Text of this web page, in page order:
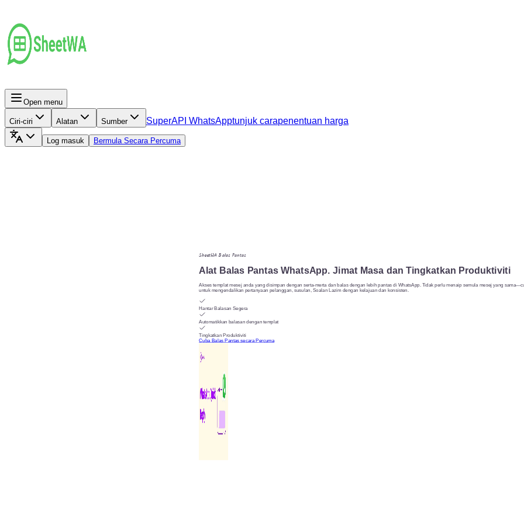
Open menu
Ciri-ciri Alatan Sumber SuperAPI WhatsApptunjuk carapenentuan harga
Log masuk Bermula Secara Percuma
SheetWA Balas Pantas
Alat Balas Pantas WhatsApp. Jimat Masa dan Tingkatkan Produktiviti
Akses templat mesej anda yang disimpan dengan serta-merta dan balas dengan lebih pantas di WhatsApp. Tidak perlu menaip semula mesej yang
untuk mengendalikan pertanyaan pelanggan, susulan, Soalan Lazim dengan kelajuan dan konsisten.
Hantar Balasan Segera
Automatikkan balasan dengan templat
Tingkatkan Produktiviti
Cuba Balas Pantas secara Percuma